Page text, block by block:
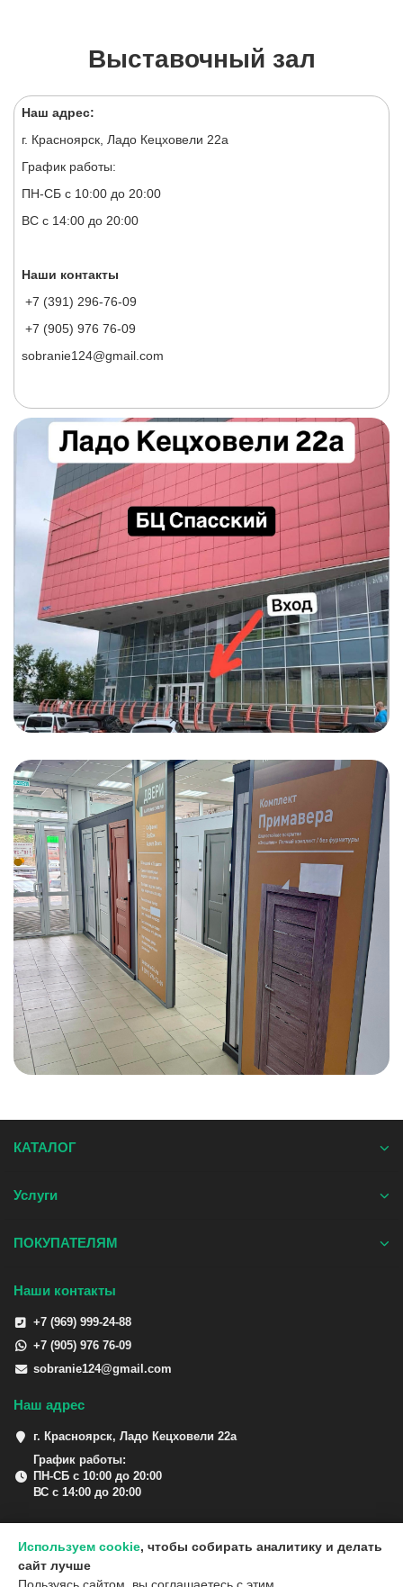
Выставочный зал
Наш адрес:
г. Красноярск, Ладо Кецховели 22а
График работы:
ПН-СБ с 10:00 до 20:00
ВС с 14:00 до 20:00
Наши контакты
+7 (391) 296-76-09
+7 (905) 976 76-09
sobranie124@gmail.com
КАТАЛОГ
Услуги
ПОКУПАТЕЛЯМ
Наши контакты
+7 (969) 999-24-88
+7 (905) 976 76-09
sobranie124@gmail.com
Наш адрес
г. Красноярск, Ладо Кецховели 22а
График работы:
ПН-СБ с 10:00 до 20:00
ВС с 14:00 до 20:00
Используем cookie, чтобы собирать аналитику и делать
сайт лучше